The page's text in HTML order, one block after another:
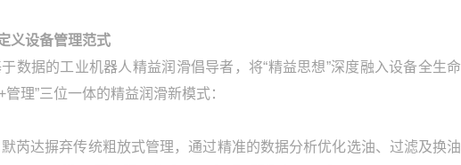
义设备管理范式
数据的工业机器人精益润滑倡导者，将“精益思想”深度融入设备全生命
理”三位一体的精益润滑新模式：
芮达摒弃传统粗放式管理，通过精准的数据分析优化选油、过滤及换油